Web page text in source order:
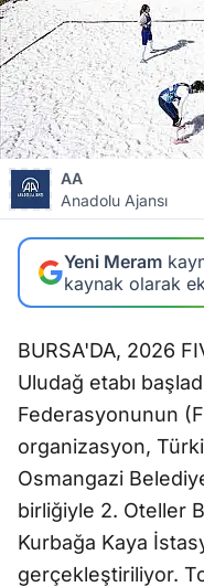
AA
Anadolu Ajansı
Yeni Meram
kaynak olarak
BURSA'DA, 2026
Uludağ etabı
Federasyonunun
organizasyon,
Osmangazi
birliğiyle 2. Oteller
Kurbağa Kaya
gerçekleştiriliyor.